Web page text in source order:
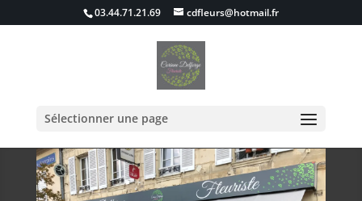
03.44.71.21.69 cdfleurs@hotmail.fr
Sélectionner une page